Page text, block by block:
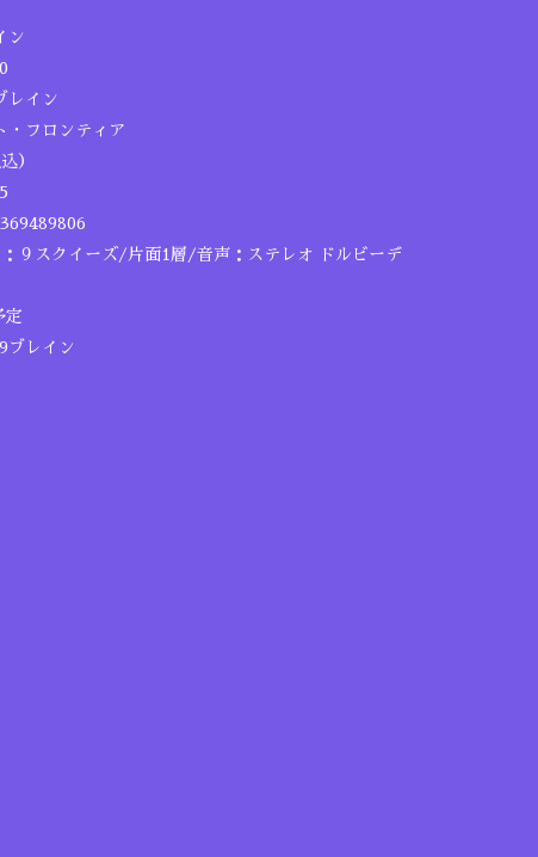
ン
レイン
・フロンティア
）
９スクイーズ/片面1層/音声：ステレオ ドルビーデ
定
ブレイン